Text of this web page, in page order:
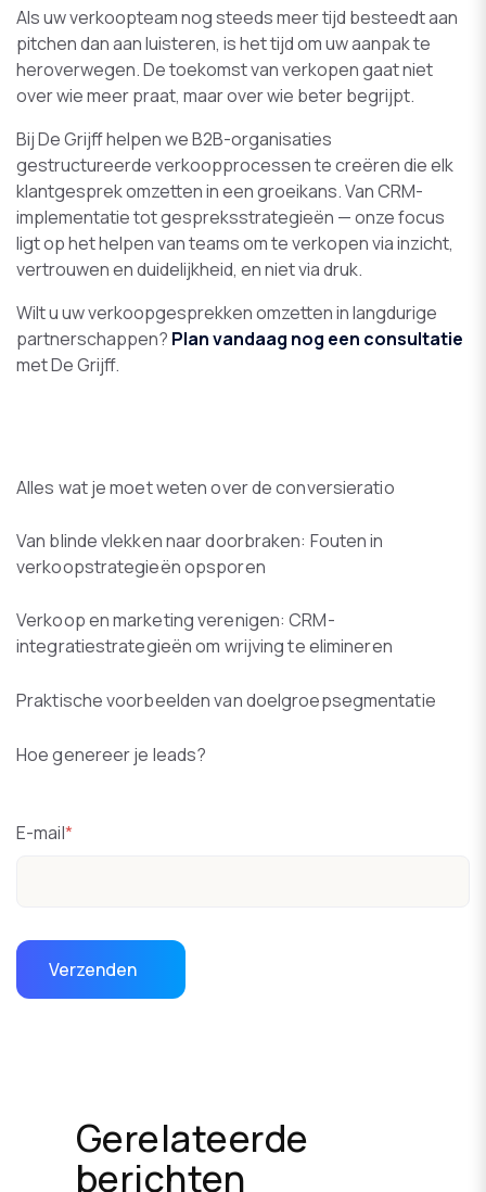
Als uw verkoopteam nog steeds meer tijd besteedt aan
pitchen dan aan luisteren, is het tijd om uw aanpak te
heroverwegen. De toekomst van verkopen gaat niet
over wie meer praat, maar over wie beter begrijpt.
Bij De Grijff helpen we B2B-organisaties
gestructureerde verkoopprocessen te creëren die elk
klantgesprek omzetten in een groeikans. Van CRM-
implementatie tot gespreksstrategieën — onze focus
ligt op het helpen van teams om te verkopen via inzicht,
vertrouwen en duidelijkheid, en niet via druk.
Wilt u uw verkoopgesprekken omzetten in langdurige
partnerschappen? Plan vandaag nog een consultatie
met De Grijff.
Alles wat je moet weten over de conversieratio
Van blinde vlekken naar doorbraken: Fouten in
verkoopstrategieën opsporen
Verkoop en marketing verenigen: CRM-
integratiestrategieën om wrijving te elimineren
Praktische voorbeelden van doelgroepsegmentatie
Hoe genereer je leads?
E-mail*
Gerelateerde
berichten